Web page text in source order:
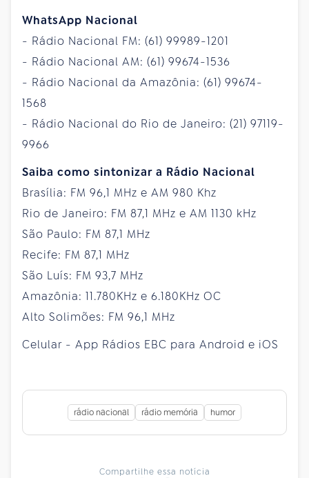
WhatsApp Nacional
- Rádio Nacional FM: (61) 99989-1201
- Rádio Nacional AM: (61) 99674-1536
- Rádio Nacional da Amazônia: (61) 99674-
1568
- Rádio Nacional do Rio de Janeiro: (21) 97119-
9966
Saiba como sintonizar a Rádio Nacional
Brasília: FM 96,1 MHz e AM 980 Khz
Rio de Janeiro: FM 87,1 MHz e AM 1130 kHz
São Paulo: FM 87,1 MHz
Recife: FM 87,1 MHz
São Luís: FM 93,7 MHz
Amazônia: 11.780KHz e 6.180KHz OC
Alto Solimões: FM 96,1 MHz
Celular - App Rádios EBC para Android e iOS
rádio nacional rádio memória humor
Compartilhe essa notícia